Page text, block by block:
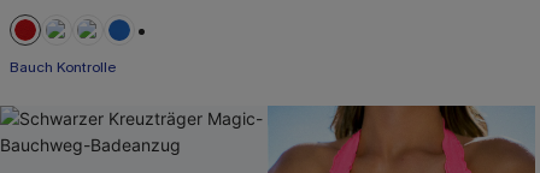
Bauch Kontrolle